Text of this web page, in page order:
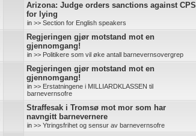
Arizona: Judge orders sanctions against CPS
for lying
in >> Section for English speakers
Regjeringen gjør motstand mot en
gjennomgang!
in >> Politikere som vil øke antall barnevernsovergrep
Regjeringen gjør motstand mot en
gjennomgang!
in >> Erstatningene i MILLIARDKLASSEN til
barnevernsofre
Straffesak i Tromsø mot mor som har
navngitt barnevernere
in >> Ytringsfrihet og sensur av barnevernsofre